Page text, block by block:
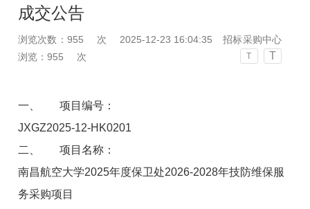
成交公告
浏览次数： 955 次 2025-12-23 16:04:35
招标采购中心
浏览：955 次 T T
一、
项目编号：
JXGZ2025-12-HK0201
二、
项目名称：
南昌航空大学2025年度保卫处2026-2028年技防维保服
务采购项目